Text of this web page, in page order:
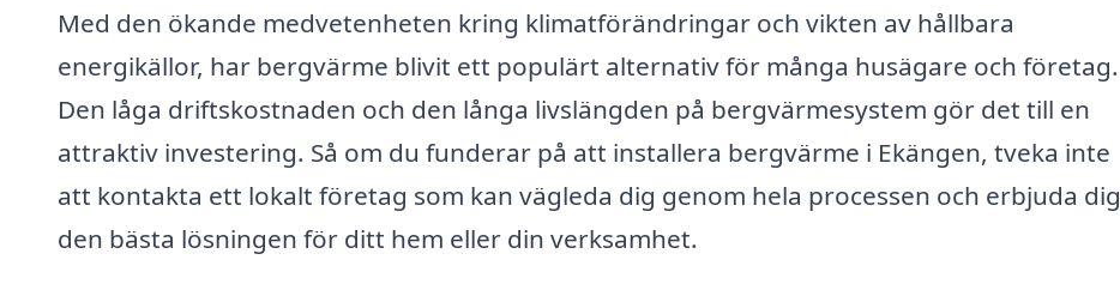
Med den ökande medvetenheten kring klimatförändringar och vikten av hållbara
energikällor, har bergvärme blivit ett populärt alternativ för många husägare och företag.
Den låga driftskostnaden och den långa livslängden på bergvärmesystem gör det till en
attraktiv investering. Så om du funderar på att installera bergvärme i Ekängen, tveka inte
att kontakta ett lokalt företag som kan vägleda dig genom hela processen och erbjuda dig
den bästa lösningen för ditt hem eller din verksamhet.